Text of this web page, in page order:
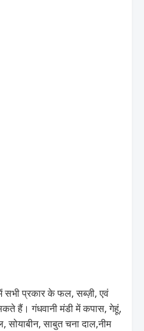
सभी प्रकार के फल, सब्ज़ी, एवं
हैं। गंधवानी मंडी में कपास, गेहूं,
सोयाबीन, साबुत चना दाल,नीम